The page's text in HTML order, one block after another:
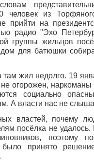
человек из
прийти на
радио "Эхо
группы жильцов
для батюшки
жил недолго. 19
огорожен, наркоманы
социально
А власти нас не
властей, почему
посёлка не удалось.
поэтому
было принято